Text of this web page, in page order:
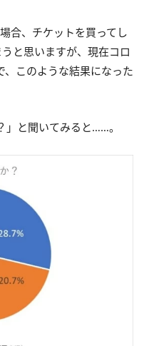
合、チケットを買ってし
と思いますが、現在コロ
、このような結果になった
」と聞いてみると……。